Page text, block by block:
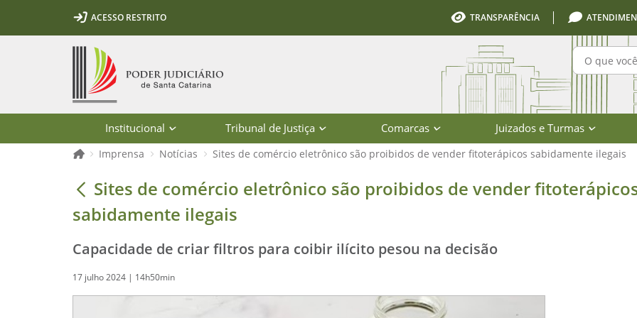
Ir para o conteúdo
Ir para a ferramenta de acessibilidade - Rybená
Ir para o menu principal
Ir para a pesquisa
Ir para o rodapé
Ir para a página inicialACESSO RESTRITO TRANSPARÊNCIA
Institucional Tribunal de Justiça Comarcas Juizados e Turmas
Página inicial
Imprensa Notícias Sites de comércio eletrônico são proibidos de vender fitoterápicos sabidamente ilegais
Sites de comércio eletrônico são proibidos de vender fitoterápicos
Sites de comércio eletrônico são proibidos de vender
sabidamente ilegais
Capacidade de criar filtros para coibir ilícito pesou na decisão
17 julho 2024 | 14h50min